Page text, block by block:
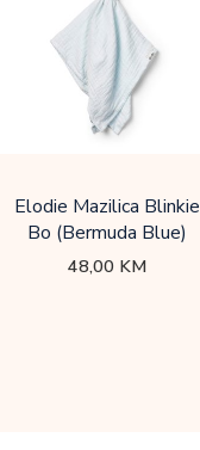
Elodie Mazilica Blinkie
Bo (Bermuda Blue)
48,00 KM